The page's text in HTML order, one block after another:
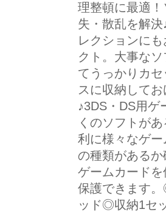
理整頓に最適
失・散乱を解
レクションに
クト。大事な
てうっかりカ
スに収納して
♪3DS・DS用
くのソフトが
利に様々なゲ
の種類がある
ゲームカード
保護できます
ッド◎収納1セ